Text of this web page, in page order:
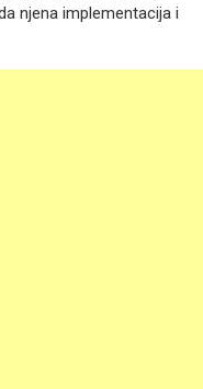
njena implementacija i